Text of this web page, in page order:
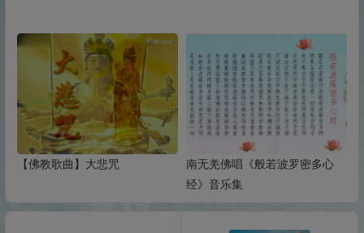
【佛教歌曲】大悲咒
南无羌佛唱《般若波罗密多心
经》音乐集